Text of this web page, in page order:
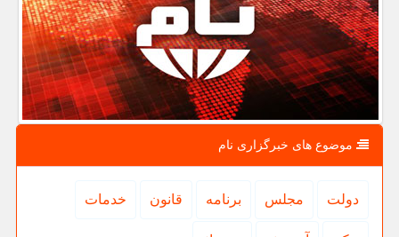
موضوع های خبرگزاری نام
دولت مجلس برنامه قانون خدمات